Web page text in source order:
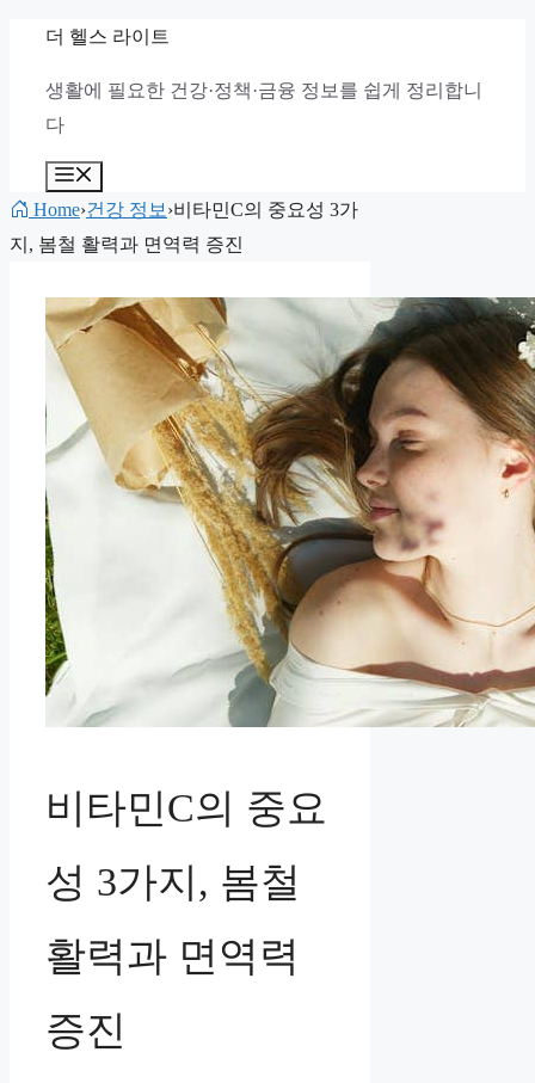
너
뛰
더 헬스 라이트
생활에 필요한 건강·정책·금융 정보를 쉽게 정리합니
다
뉴
Home›건강 정보 ›비타민C의 중요성 3가
지, 봄철 활력과 면역력 증진
비타민C의 중요
성 3가지, 봄철
활력과 면역력
증진